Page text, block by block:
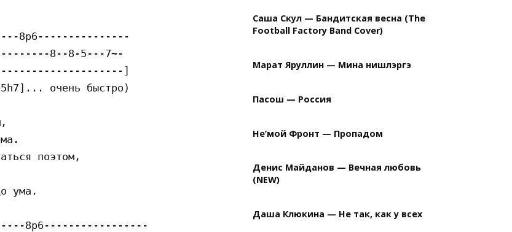
8p6---------------
8--8-5---7~-
]
oчeнь быcтpo)
пoэтoм,
yмa.
8p6-----------------
Саша Скул — Бандитская весна (The
Football Factory Band Cover)
Марат Яруллин — Мина нишлэргэ
Пасош — Россия
Не’мой Фронт — Пропадом
Денис Майданов — Вечная любовь
(NEW)
Даша Клюкина — Не так, как у всех